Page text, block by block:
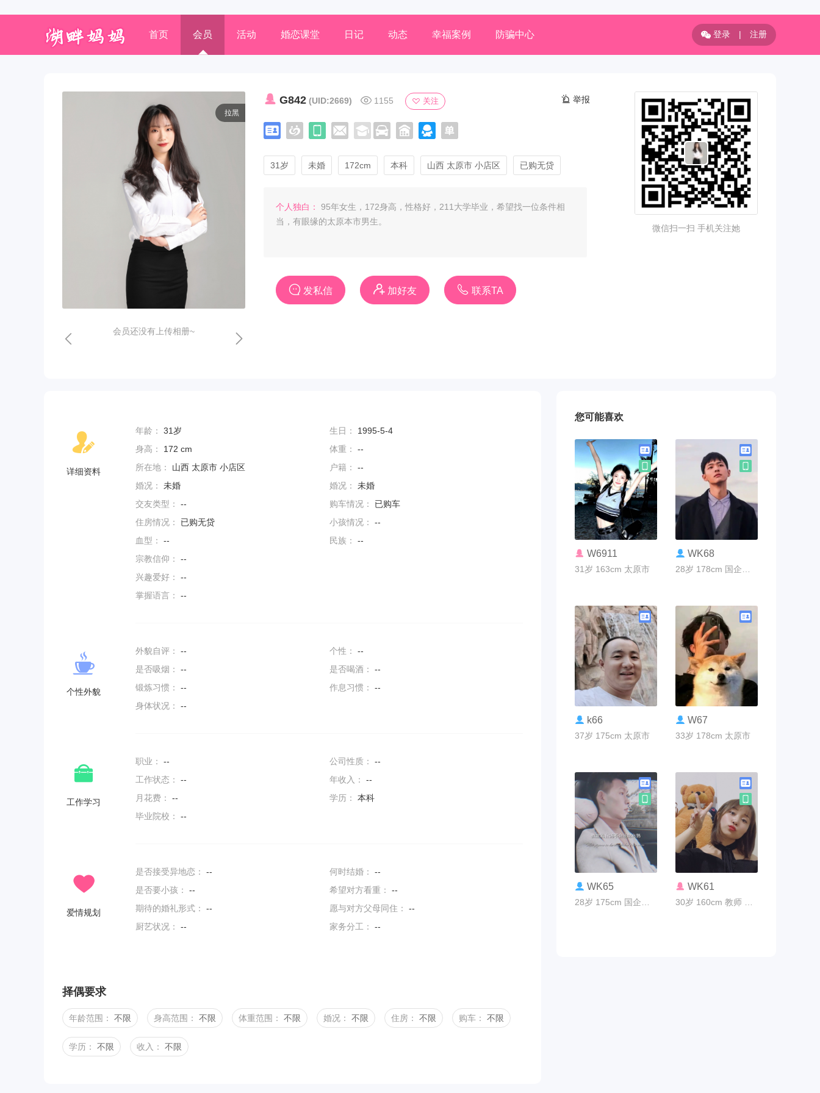
首页 会员 活动 婚恋课堂 日记 动态 幸福案例 防骗中心 登录 | 注册
拉黑
会员还没有上传相册~
G842 (UID:2669) 1155 关注 举报
31岁 未婚 172cm 本科 山西 太原市 小店区 已购无贷
个人独白：
95年女生，172身高，性格好，211大学毕业，希望找一位条件相
当，有眼缘的太原本市男生。
发私信 加好友 联系TA
微信扫一扫 手机关注她
详细资料
年龄： 31岁 生日：
1995-5-4
身高：
172 cm 体重：
--
所在地：
山西 太原市 小店区 户籍：
--
婚况：
未婚 婚况：
未婚
交友类型：
-- 购车情况：
已购车
住房情况：
已购无贷 小孩情况：
--
血型：
-- 民族：
--
宗教信仰：
--
兴趣爱好：
--
掌握语言：
--
个性外貌
外貌自评： -- 个性：
--
是否吸烟：
-- 是否喝酒：
--
锻炼习惯：
-- 作息习惯：
--
身体状况：
--
工作学习
职业： -- 公司性质：
--
工作状态：
-- 年收入：
--
月花费：
-- 学历：
本科
毕业院校：
--
爱情规划
是否接受异地恋： -- 何时结婚：
--
是否要小孩：
-- 希望对方看重：
--
期待的婚礼形式：
-- 愿与对方父母同住：
--
厨艺状况：
-- 家务分工： --
择偶要求
年龄范围： 不限 身高范围： 不限 体重范围： 不限 婚况： 不限 住房： 不限 购车： 不限
学历： 不限 收入： 不限
您可能喜欢
联系TA
W6911
31岁 163cm 太原市
联系TA
WK68
k66
37岁 175cm 太原市
联系TA
W67
33岁 178cm 太原市
联系TA
WK65 联系TA
WK61